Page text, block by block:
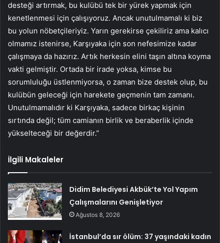
desteği artırmak, bu kulübü tek bir yürek yapmak için
kenetlenmesi için çalışıyoruz. Ancak unutulmamalı ki biz
bu yolun nöbetçileriyiz. Yarın gerekirse çekiliriz ama kalıcı
olmamız istenirse, Karşıyaka için son nefesimize kadar
çalışmaya da hazırız. Artık herkesin elini taşın altına koyma
vakti gelmiştir. Ortada bir irade yoksa, kimse bu
sorumluluğu üstlenmiyorsa, o zaman bize destek olup, bu
kulübün geleceği için harekete geçmenin tam zamanı.
Unutulmamalıdır ki Karşıyaka, sadece birkaç kişinin
sırtında değil; tüm camianın birlik ve beraberlik içinde
yükselteceği bir değerdir.”
İlgili Makaleler
Didim Belediyesi Akbük’te Yol Yapım
Çalışmalarını Genişletiyor
Ağustos 8, 2026
İstanbul’da sır ölüm: 37 yaşındaki kadın